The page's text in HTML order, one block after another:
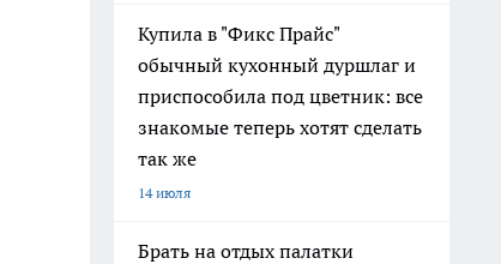
Купила в "Фикс Прайс"
обычный кухонный дуршлаг и
приспособила под цветник: все
знакомые теперь хотят сделать
так же
14 июля
Брать на отдых палатки